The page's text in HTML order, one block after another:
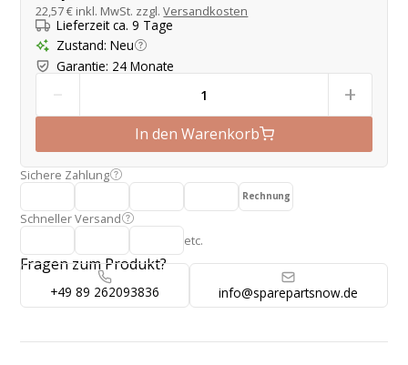
22,57 € inkl. MwSt. zzgl.Versandkosten
Lieferzeit ca. 9 Tage
Zustand: Neu
Garantie: 24 Monate
- +
In den Warenkorb
Sichere Zahlung
Rechnung
Schneller Versand
etc.
Fragen zum Produkt?
+49 89 262093836 info@sparepartsnow.de